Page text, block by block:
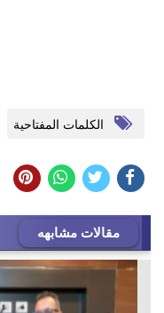
الكلمات المفتاحية
مقالات مشابهه